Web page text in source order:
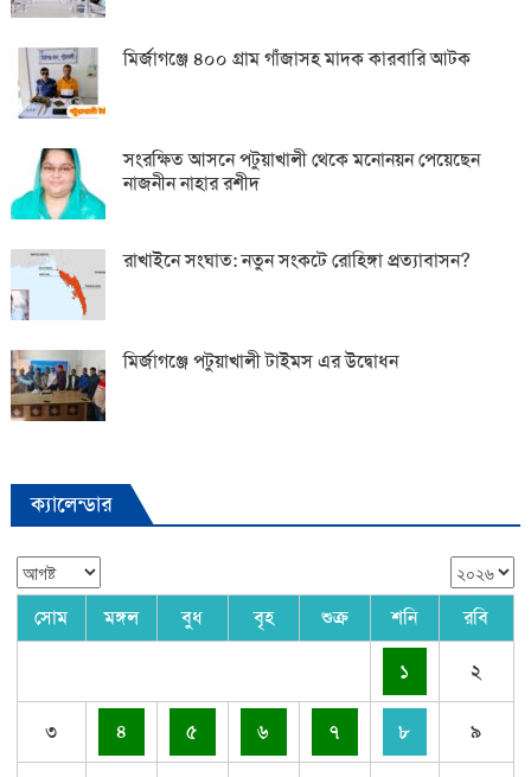
মির্জাগঞ্জে ৪০০ গ্রাম গাঁজাসহ মাদক কারবারি আটক
সংরক্ষিত আসনে পটুয়াখালী থেকে মনোনয়ন পেয়েছেন
নাজনীন নাহার রশীদ
রাখাইনে সংঘাত: নতুন সংকটে রোহিঙ্গা প্রত্যাবাসন?
মির্জাগঞ্জে পটুয়াখালী টাইমস এর উদ্বোধন
ক্যালেন্ডার
সোম মঙ্গল বুধ বৃহ শুক্র শনি রবি
১ ২
৩ ৪ ৫ ৬ ৭ ৮ ৯